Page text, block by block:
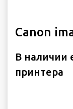
Canon
В наличии
принтера